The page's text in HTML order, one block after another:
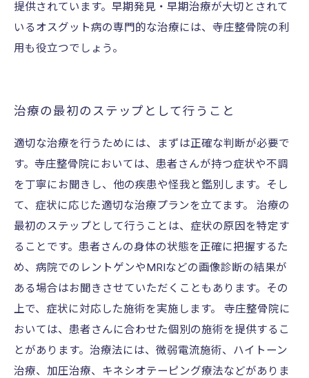
提供されています。早期発見・早期治療が大切とされて
いるオスグット病の専門的な治療には、寺庄整骨院の利
用も役立つでしょう。
治療の最初のステップとして行うこと
適切な治療を行うためには、まずは正確な判断が必要で
す。寺庄整骨院においては、患者さんが持つ症状や不調
を丁寧にお聞きし、他の疾患や怪我と鑑別します。そし
て、症状に応じた適切な治療プランを立てます。 治療の
最初のステップとして行うことは、症状の原因を特定す
ることです。患者さんの身体の状態を正確に把握するた
め、病院でのレントゲンやMRIなどの画像診断の結果が
ある場合はお聞きさせていただくこともあります。その
上で、症状に対応した施術を実施します。 寺庄整骨院に
おいては、患者さんに合わせた個別の施術を提供するこ
とがあります。治療法には、微弱電流施術、ハイトーン
治療、加圧治療、キネシオテーピング療法などがありま